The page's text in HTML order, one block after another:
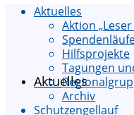
Aktuelles
Aktuelles
Aktion
Hilfsprojekte
Tagungen
Archiv
Schutzengellauf